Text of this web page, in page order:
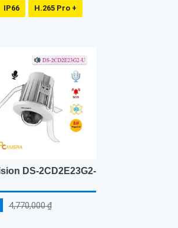
IP66 H.265 Pro +
DS-2CD2E23G2-
4,770,000 ₫